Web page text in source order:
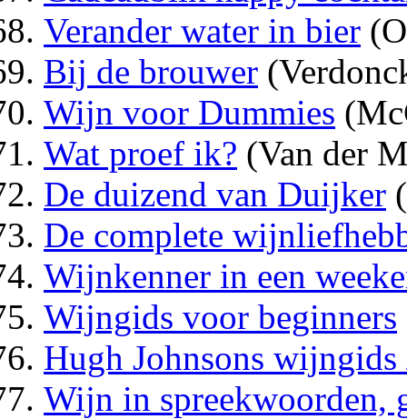
Verander water in bier
Bij de brouwer
Wijn voor Dummies
Wat proef ik? (Van der
De duizend van Duijker
De complete
Wijnkenner in een
Wijngids voor beginners
Hugh Johnsons
Wijn in spreekwoorden,